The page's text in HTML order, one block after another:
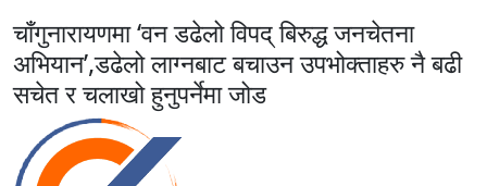
चाँगुनारायणमा ‘वन डढेलो विपद् बिरुद्ध जनचेतना
अभियान’,डढेलो लाग्नबाट बचाउन उपभोक्ताहरु नै बढी
सचेत र चलाखो हुनुपर्नेमा जोड